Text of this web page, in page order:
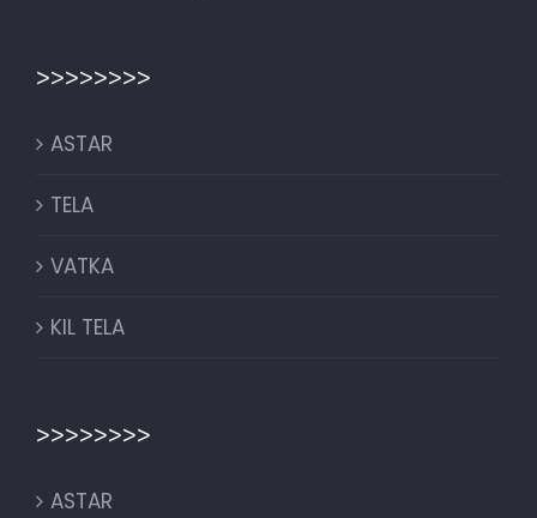
>>>>>>>>
ASTAR
TELA
VATKA
KIL TELA
>>>>>>>>
ASTAR